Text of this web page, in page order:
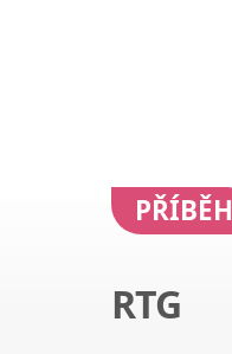
PŘÍBĚH
RTG